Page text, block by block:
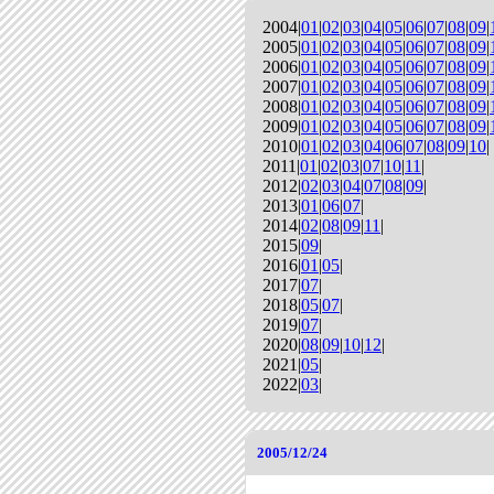
2004|01 |02|03|04|05|06|07|08|09|
2005|01 |02|03|04|05|06|07|08|09|
2006|01 |02|03|04|05|06|07|08|09|
2007|01 |02|03|04|05|06|07|08|09|
2008|01 |02|03|04|05|06|07|08|09|
2009|01 |02|03|04|05|06|07|08|09|
2010|01 |02|03|04|06|07|08|09|10|
2011|01 |02|03|07|10|11 |
2012|02|03|04|07|08|09|
2013|01 |06|07|
2014|02|08|09|11 |
2015|09|
2016|01 |05|
2017|07|
2018|05|07|
2019|07|
2020|08|09|10|12|
2021|05|
2022|03|
2005/12/24